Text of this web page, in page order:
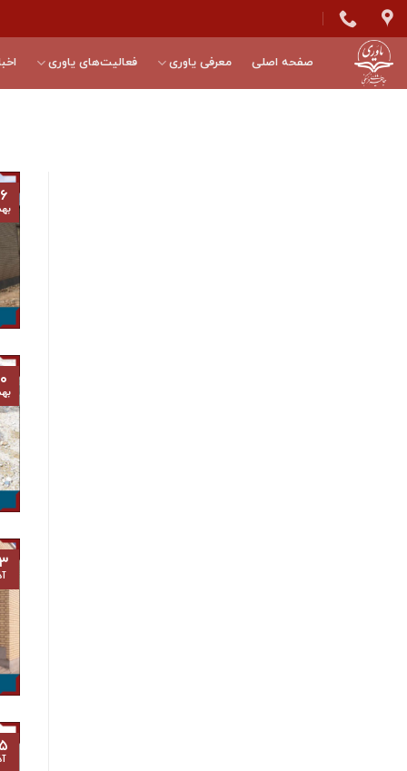
Skip
to
content
صفحه اصلی معرفی یاوری فعالیت‌های یاوری